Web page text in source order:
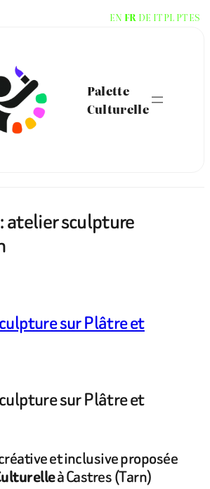
Palette
Culturelle
atelier sculpture
sur Plâtre et
sur Plâtre et
et inclusive proposée
à Castres (Tarn)
EN FR DE ITPL PTES